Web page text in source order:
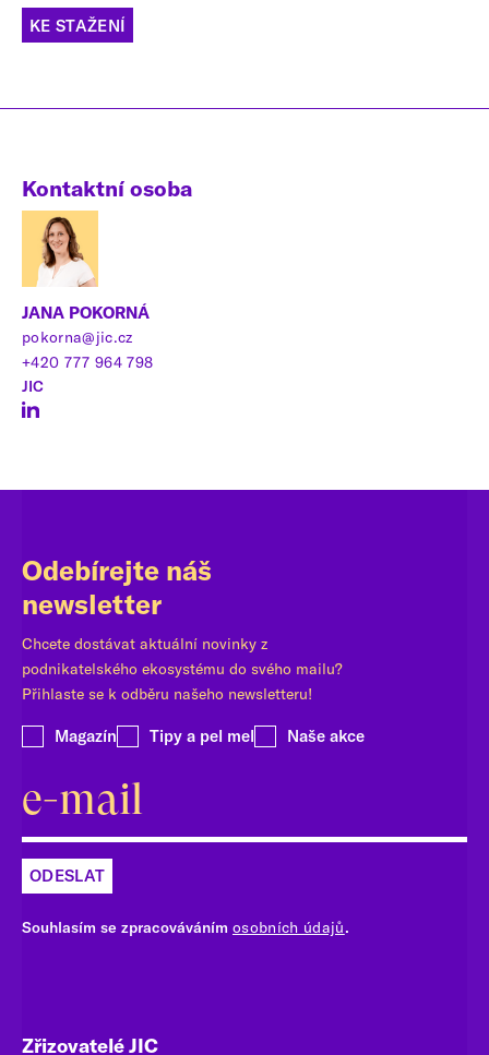
KE STAŽENÍ
Kontaktní osoba
JANA POKORNÁ
pokorna@jic.cz
+420 777 964 798
JIC
Odebírejte náš
newsletter
Chcete dostávat aktuální novinky z
podnikatelského ekosystému do svého mailu?
Přihlaste se k odběru našeho newsletteru!
Magazín Tipy a pel mel Naše akce
ODESLAT
Souhlasím se zpracováváním osobních údajů.
Zřizovatelé JIC